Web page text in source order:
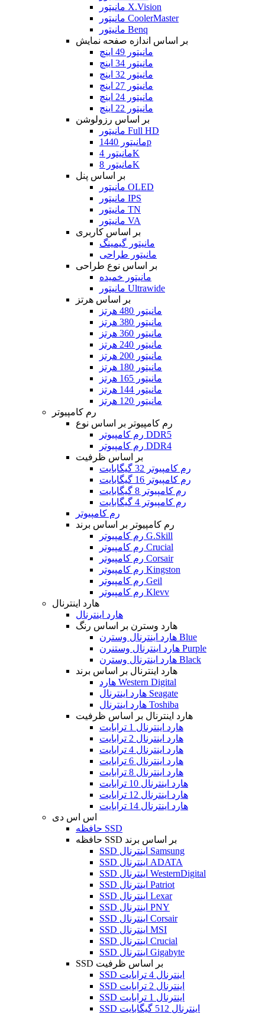
مانیتور X.Vision
مانیتور CoolerMaster
مانیتور Benq
بر اساس اندازه صفحه نمایش
مانیتور 49 اینچ
مانیتور 34 اینچ
مانیتور 32 اینچ
مانیتور 27 اینچ
مانیتور 24 اینچ
مانیتور 22 اینچ
بر اساس رزولوشن
مانیتور Full HD
مانیتور 1440p
مانیتور 4K
مانیتور 8K
بر اساس پنل
مانیتور OLED
مانیتور IPS
مانیتور TN
مانیتور VA
بر اساس کاربری
مانیتور گیمینگ
مانیتور طراحی
بر اساس نوع طراحی
مانیتور خمیده
مانیتور Ultrawide
بر اساس هرتز
مانیتور 480 هرتز
مانیتور 380 هرتز
مانیتور 360 هرتز
مانیتور 240 هرتز
مانیتور 200 هرتز
مانیتور 180 هرتز
مانیتور 165 هرتز
مانیتور 144 هرتز
مانیتور 120 هرتز
رم کامپیوتر
رم کامپیوتر بر اساس نوع
رم کامپیوتر DDR5
رم کامپیوتر DDR4
بر اساس ظرفیت
رم کامپیوتر 32 گیگابایت
رم کامپیوتر 16 گیگابایت
رم کامپیوتر 8 گیگابایت
رم کامپیوتر 4 گیگابایت
رم کامپیوتر
رم کامپیوتر بر اساس برند
رم کامپیوتر G.Skill
رم کامپیوتر Crucial
رم کامپیوتر Corsair
رم کامپیوتر Kingston
رم کامپیوتر Geil
رم کامپیوتر Klevv
هارد اینترنال
هارد اینترنال
هارد وسترن بر اساس رنگ
هارد اینترنال وسترن Blue
هارد اینترنال وستنرن Purple
هارد اینترنال وسترن Black
هارد اینترنال بر اساس برند
هارد Western Digital
هارد اینترنال Seagate
هارد اینترنال Toshiba
هارد اینترنال بر اساس ظرفیت
هارد اینترنال 1 ترابایت
هارد اینترنال 2 ترابایت
هارد اینترنال 4 ترابایت
هارد اینترنال 6 ترابایت
هارد اینترنال 8 ترابایت
هارد اینترنال 10 ترابایت
هارد اینترنال 12 ترابایت
هارد اینترنال 14 ترابایت
اس اس دی
حافظه SSD
حافظه SSD بر اساس برند
SSD اینترنال Samsung
SSD اینترنال ADATA
SSD اینترنال WesternDigital
SSD اینترنال Patriot
SSD اینترنال Lexar
SSD اینترنال PNY
SSD اینترنال Corsair
SSD اینترنال MSI
SSD اینترنال Crucial
SSD اینترنال Gigabyte
SSD بر اساس ظرفیت
SSD اینترنال 4 ترابایت
SSD اینترنال 2 ترابایت
SSD اینترنال 1 ترابایت
SSD اینترنال 512 گیگابایت